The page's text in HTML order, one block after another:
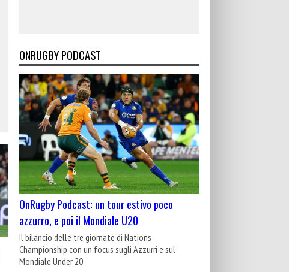
ONRUGBY PODCAST
OnRugby Podcast: un tour estivo poco
azzurro, e poi il Mondiale U20
Il bilancio delle tre giornate di Nations
Championship con un focus sugli Azzurri e sul
Mondiale Under 20